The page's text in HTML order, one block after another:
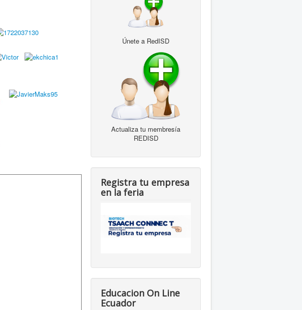
Únete a RedISD
Actualiza tu membresía
REDISD
Registra tu empresa
en la feria
Educacion On Line
Ecuador